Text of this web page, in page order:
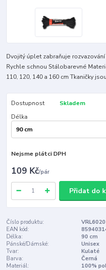
Dvojitý úplet zabraňuje
Rychle schnou Stálobarevné
110, 120, 140 a 160 cm Tkaničky
Dostupnost
Skladem
Délka
Nejsme plátci DPH
109 Kč/pár
Přidat do
Číslo produktu:
VRL6020
EAN kód:
Délka:
90 cm
Pánské/Dámské:
Unisex
Tvar:
Kulaté
Barva:
Černá
Materiál:
100%